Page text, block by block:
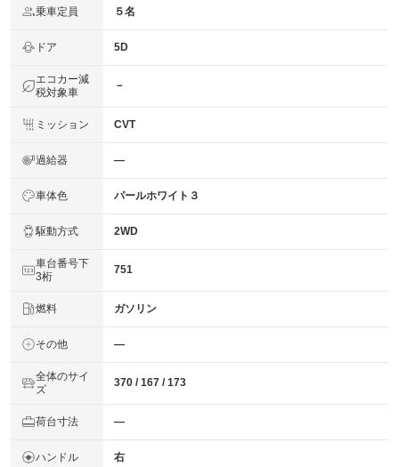
乗車定員 ５名
ドア 5D
エコカー減
税対象車
－
ミッション CVT
過給器 ―
車体色 パールホワイト３
駆動方式 2WD
車台番号下
3桁
751
燃料 ガソリン
その他 ―
全体のサイ
ズ
370 / 167 / 173
荷台寸法 ―
ハンドル 右